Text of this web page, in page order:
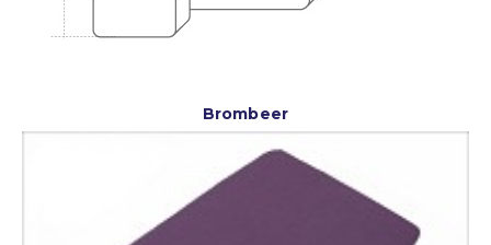
Brombeer